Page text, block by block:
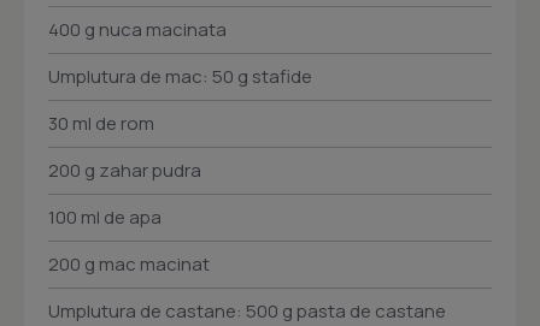
400 g nuca macinata
Umplutura de mac: 50 g stafide
30 ml de rom
200 g zahar pudra
100 ml de apa
200 g mac macinat
Umplutura de castane: 500 g pasta de castane